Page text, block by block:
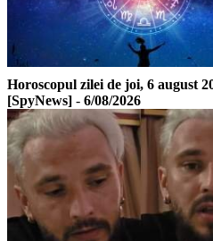
Horoscopul zilei de joi, 6 august
[SpyNews] - 6/08/2026